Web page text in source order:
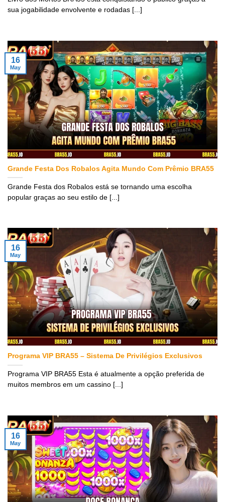
sua jogabilidade envolvente e rodadas [...]
Grande Festa Dos Robalos Agita Mundo Com Prêmio BRA55
Grande Festa dos Robalos está se tornando uma escolha
popular graças ao seu estilo de [...]
16
May
Programa VIP BRA55 – Sistema De Privilégios Exclusivos
Programa VIP BRA55 Esta é atualmente a opção preferida de
muitos membros em um cassino [...]
16
May
16
May